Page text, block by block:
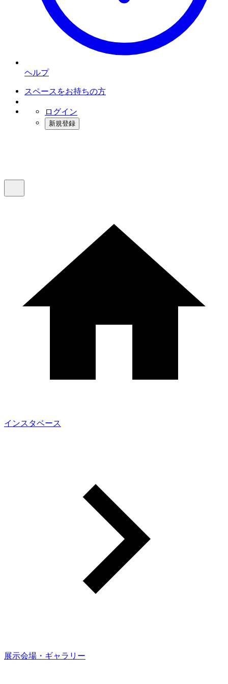
ヘルプ
スペースをお持ちの方
ログイン
新規登録
インスタベース
展示会場・ギャラリー